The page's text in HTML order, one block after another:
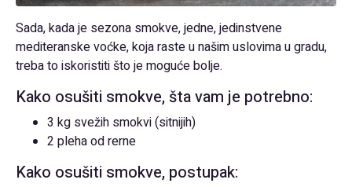
Sada, kada je sezona smokve, jedne, jedinstvene
mediteranske voćke, koja raste u našim uslovima u gradu,
treba to iskoristiti što je moguće bolje.
Kako osušiti smokve, šta vam je potrebno:
3 kg svežih smokvi (sitnijih)
2 pleha od rerne
Kako osušiti smokve, postupak: